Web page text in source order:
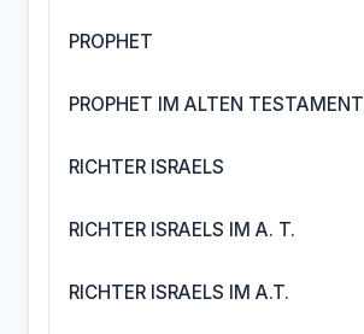
PROPHET
PROPHET IM ALTEN TESTAMENT
RICHTER ISRAELS
RICHTER ISRAELS IM A. T.
RICHTER ISRAELS IM A.T.